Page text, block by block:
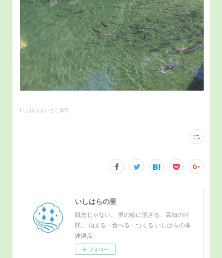
いしはらえいとこ (27)
いしはらの里
観光じゃない。 里の輪に混ざる、高知の時
間。 泊まる・食べる・つくる いしはらの体
験拠点
フォロー